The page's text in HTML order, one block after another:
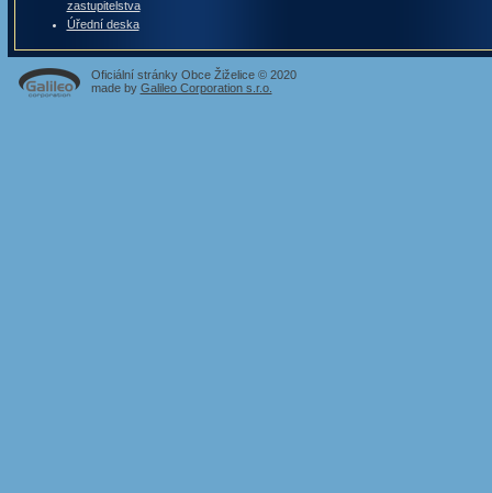
zastupitelstva
Úřední deska
Oficiální stránky Obce Žiželice © 2020
made by Galileo Corporation s.r.o.